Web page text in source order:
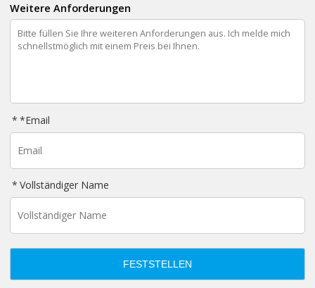
Weitere Anforderungen
*Email
Vollständiger Name
FESTSTELLEN